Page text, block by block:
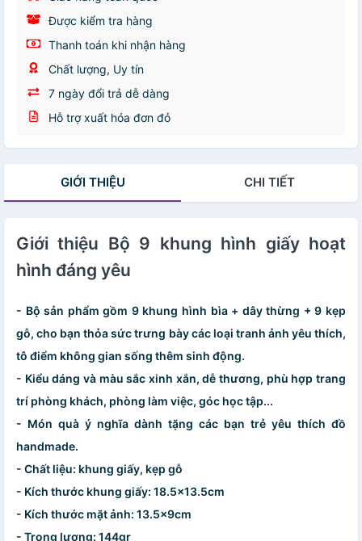
Được kiểm tra hàng
Thanh toán khi nhận hàng
Chất lượng, Uy tín
7 ngày đổi trả dễ dàng
Hỗ trợ xuất hóa đơn đỏ
GIỚI THIỆU CHI TIẾT
Giới thiệu Bộ 9 khung hình giấy hoạt
hình đáng yêu
- Bộ sản phẩm gồm 9 khung hình bìa + dây thừng + 9 kẹp
gỗ, cho bạn thỏa sức trưng bày các loại tranh ảnh yêu thích,
tô điểm không gian sống thêm sinh động.
- Kiểu dáng và màu sắc xinh xắn, dễ thương, phù hợp trang
trí phòng khách, phòng làm việc, góc học tập...
- Món quà ý nghĩa dành tặng các bạn trẻ yêu thích đồ
handmade.
- Chất liệu: khung giấy, kẹp gỗ
- Kích thước khung giấy: 18.5x13.5cm
- Kích thước mặt ảnh: 13.5x9cm
- Trọng lượng: 144gr